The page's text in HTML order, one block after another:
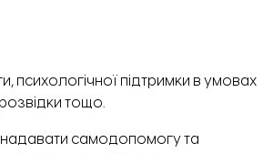
підтримки в умовах
тощо.
надавати самодопомогу та